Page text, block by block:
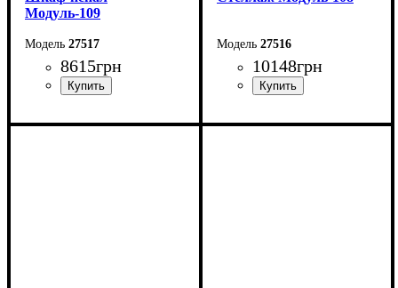
Модуль-109
27517
8615грн
Ширина: 90 см
27516
10148грн
Ширина: 90 см